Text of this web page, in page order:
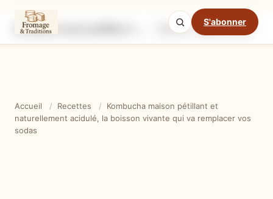
S'abonner
Ingrédients Étapes
Mode cuisine
Accueil / Recettes /
Kombucha maison pétillant et
naturellement acidulé, la boisson vivante qui va remplacer vos
sodas